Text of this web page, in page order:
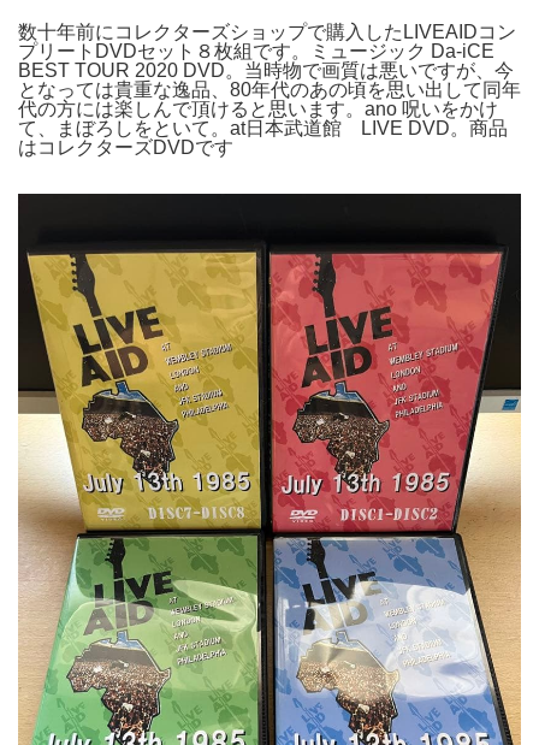
数十年前にコレクターズショップで購入したLIVEAIDコン
プリートDVDセット８枚組です。ミュージック Da-iCE
BEST TOUR 2020 DVD。当時物で画質は悪いですが、今
となっては貴重な逸品、80年代のあの頃を思い出して同年
代の方には楽しんで頂けると思います。ano 呪いをかけ
て、まぼろしをといて。at日本武道館 LIVE DVD。商品
はコレクターズDVDです